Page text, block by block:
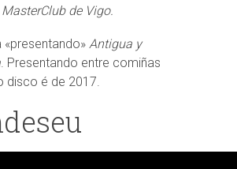
de Vigo.
«presentando» Antigua y
. Presentando entre comiñas
disco é de 2017.